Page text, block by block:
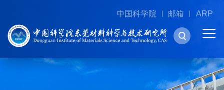
中国科学院 邮箱 ARP